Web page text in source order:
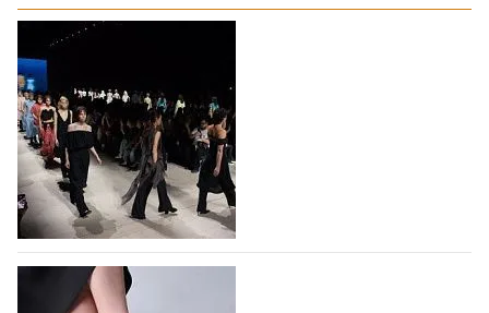
На участие в Московской неделе моды